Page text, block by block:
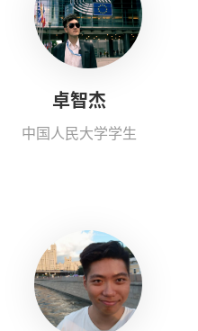
卓智杰
中国人民大学学生